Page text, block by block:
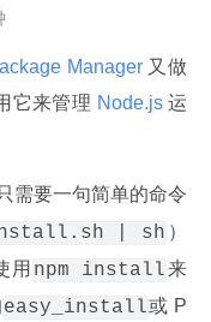
Manager 又做
它来管理 Node.js 运
需要一句简单的命令
| sh ）
用 npm install来
easy_install或 P